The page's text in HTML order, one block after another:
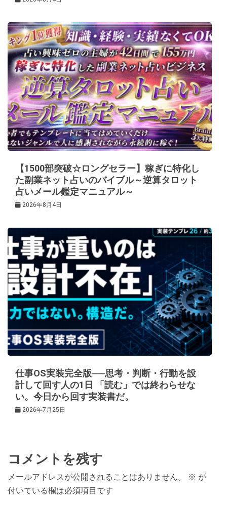
【1500部突破☆ロングセラー】稼ぎに特化し
た副業ネット占いのバイブル～逆算タロット
占いメール鑑定マニュアル～
2026年8月4日
仕事OS実装完全版──思考・判断・行動を設
計して回す人の1日 「読む」では終わらせな
い。今日から回す実装書だ。
2026年7月25日
コメントを残す
メールアドレスが公開されることはありません。 ※ が
付いている欄は必須項目です